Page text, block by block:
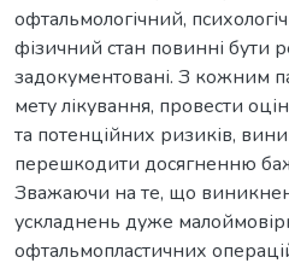
офтальмологічний,
фізичний стан повинні бути
задокументовані. З кожним
мету лікування, провести
та потенційних ризиків,
перешкодити досягненню
Зважаючи на те, що
ускладнень дуже
офтальмопластичних